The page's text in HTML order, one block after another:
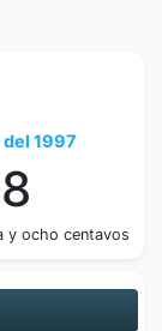
1997
y ocho centavos